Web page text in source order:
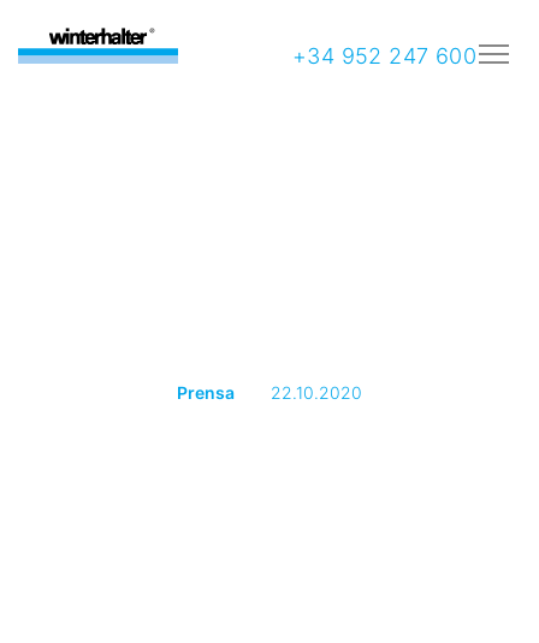
+34 952 247 600
Prensa 22.10.2020